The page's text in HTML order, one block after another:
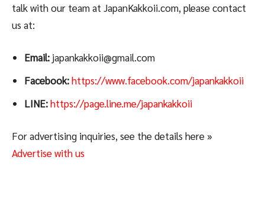
talk with our team at JapanKakkoii.com, please contact
us at:
Email: japankakkoii@gmail.com
Facebook:https://www.facebook.com/japankakkoii
LINE:https://page.line.me/japankakkoii
For advertising inquiries, see the details here »
Advertise with us